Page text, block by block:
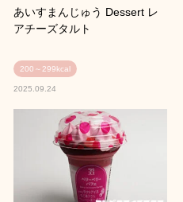
あいすまんじゅう Dessert レ
アチーズタルト
200～299kcal
2025.09.24